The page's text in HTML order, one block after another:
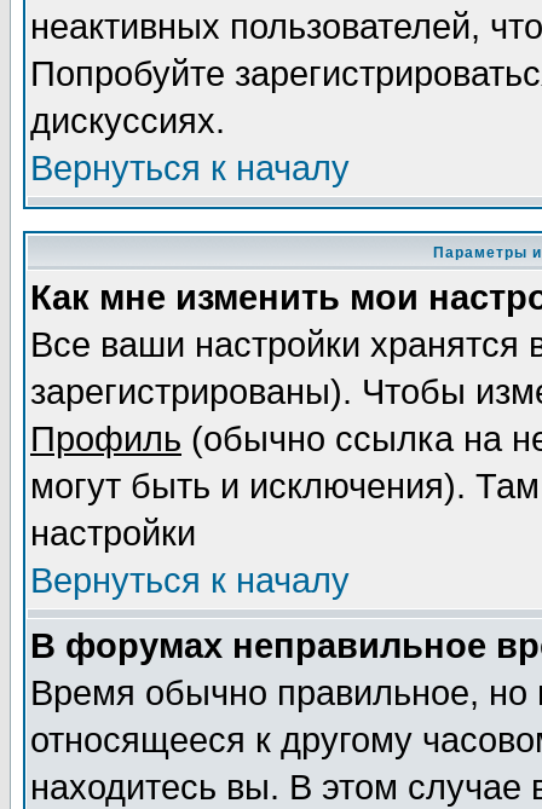
неактивных пользователей,
Попробуйте
дискуссиях.
Вернуться к началу
Параметры
Как мне изменить мои
Все ваши настройки
зарегистрированы). Чтобы
Профиль (обычно ссылка на
могут быть и исключения).
настройки
Вернуться к началу
В форумах неправильное
Время обычно правильное,
относящееся к другому
находитесь вы. В этом